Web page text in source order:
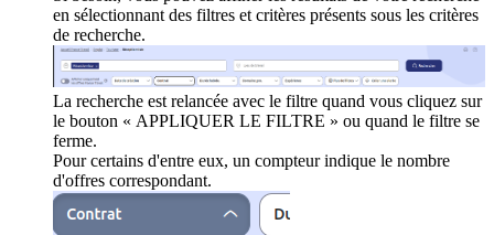
en sélectionnant des filtres et critères présents sous les critères
de recherche.
La recherche est relancée avec le filtre quand vous cliquez sur
le bouton « APPLIQUER LE FILTRE » ou quand le filtre se
ferme.
Pour certains d'entre eux, un compteur indique le nombre
d'offres correspondant.